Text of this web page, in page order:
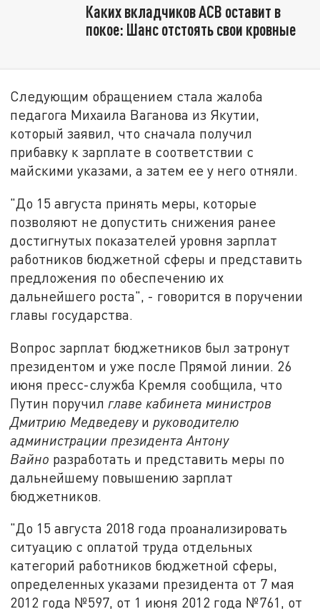
Каких вкладчиков АСВ оставит в
покое: Шанс отстоять свои кровные
Следующим обращением стала жалоба
педагога Михаила Ваганова из Якутии,
который заявил, что сначала получил
прибавку к зарплате в соответствии с
майскими указами, а затем ее у него отняли.
"До 15 августа принять меры, которые
позволяют не допустить снижения ранее
достигнутых показателей уровня зарплат
работников бюджетной сферы и представить
предложения по обеспечению их
дальнейшего роста", - говорится в поручении
главы государства.
Вопрос зарплат бюджетников был затронут
президентом и уже после Прямой линии. 26
июня пресс-служба Кремля сообщила, что
Путин поручил главе кабинета министров
Дмитрию Медведевуи руководителю
администрации президента Антону
Вайно разработать и представить меры по
дальнейшему повышению зарплат
бюджетников.
"До 15 августа 2018 года проанализировать
ситуацию с оплатой труда отдельных
категорий работников бюджетной сферы,
определенных указами президента от 7 мая
2012 года №597, от 1 июня 2012 года №761, от